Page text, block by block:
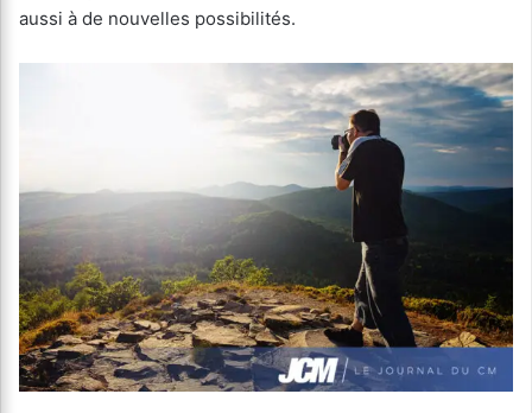
aussi à de nouvelles possibilités.